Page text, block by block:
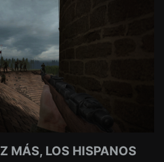
MÁS, LOS HISPANOS